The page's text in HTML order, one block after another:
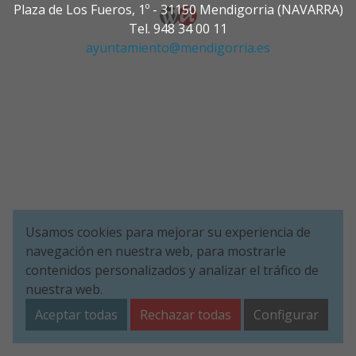
Plaza de Los Fueros, 1º - 31150 Mendigorria (NAVARRA)
Tel. 948 34 00 11
ayuntamiento@mendigorria.es
Usamos cookies para mejorar su experiencia de
navegación en nuestra web, para mostrarle
contenidos personalizados y analizar el tráfico de
nuestra web.
Aceptar todas
Rechazar todas Configurar